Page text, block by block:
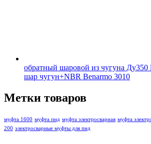
обратный шаровой из чугуна
шар чугун+NBR Benarmo 3010
Метки товаров
муфта 1600 муфта пнд муфта электросварная муфта
200 электросварные муфты для пнд